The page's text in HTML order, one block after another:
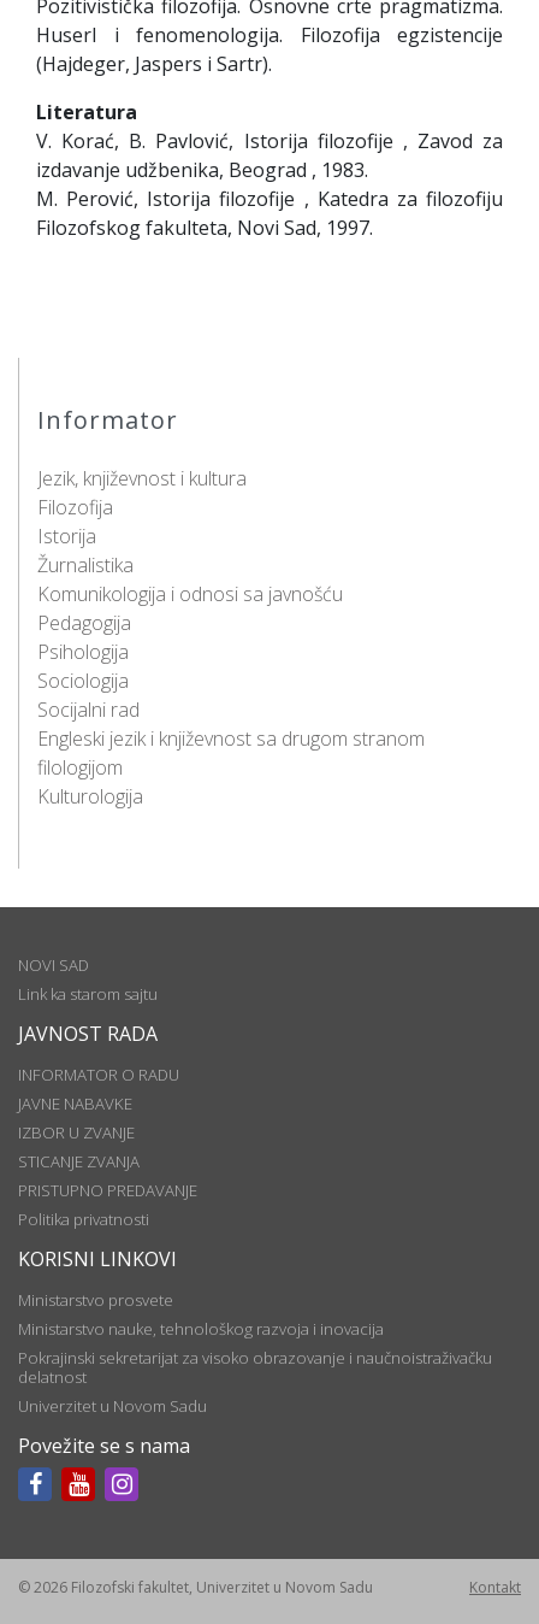
Informator
Jezik, književnost i kultura
Filozofija
Istorija
Žurnalistika
Komunikologija i odnosi sa javnošću
Pedagogija
Psihologija
Sociologija
Socijalni rad
Engleski jezik i književnost sa drugom stranom
filologijom
Kulturologija
Pozitivistička filozofija. Osnovne crte pragmatizma.
Huserl i fenomenologija. Filozofija egzistencije
(Hajdeger, Jaspers i Sartr).
Literatura
V. Korać, B. Pavlović, Istorija filozofije , Zavod za
izdavanje udžbenika, Beograd , 1983.
M. Perović, Istorija filozofije , Katedra za filozofiju
Filozofskog fakulteta, Novi Sad, 1997.
NOVI SAD
Link ka starom sajtu
JAVNOST RADA
INFORMATOR O RADU
JAVNE NABAVKE
IZBOR U ZVANJE
STICANJE ZVANJA
PRISTUPNO PREDAVANJE
Politika privatnosti
KORISNI LINKOVI
Ministarstvo prosvete
Ministarstvo nauke, tehnološkog razvoja i inovacija
Pokrajinski sekretarijat za visoko obrazovanje i naučnoistraživačku
delatnost
Univerzitet u Novom Sadu
Povežite se s nama
© 2026 Filozofski fakultet, Univerzitet u Novom Sadu Kontakt